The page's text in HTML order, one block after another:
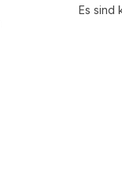
Es sind